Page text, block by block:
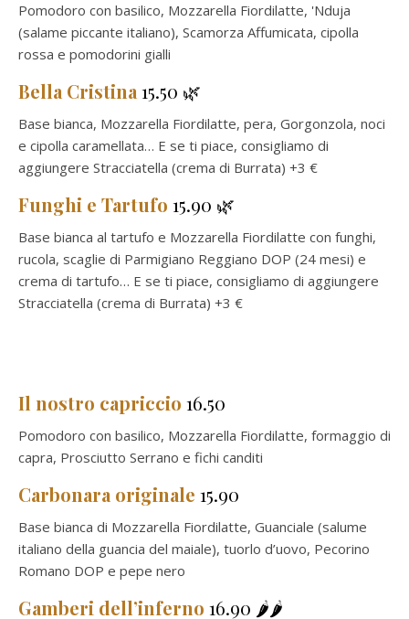
Pomodoro con basilico, Mozzarella Fiordilatte, 'Nduja
(salame piccante italiano), Scamorza Affumicata, cipolla
rossa e pomodorini gialli
Bella Cristina15.50 🌿
Base bianca, Mozzarella Fiordilatte, pera, Gorgonzola, noci
e cipolla caramellata… E se ti piace, consigliamo di
aggiungere Stracciatella (crema di Burrata) +3 €
Funghi e Tartufo 15.90 🌿
Base bianca al tartufo e Mozzarella Fiordilatte con funghi,
rucola, scaglie di Parmigiano Reggiano DOP (24 mesi) e
crema di tartufo… E se ti piace, consigliamo di aggiungere
Stracciatella (crema di Burrata) +3 €
Il nostro capriccio 16.50
Pomodoro con basilico, Mozzarella Fiordilatte, formaggio di
capra, Prosciutto Serrano e fichi canditi
Carbonara originale 15.90
Base bianca di Mozzarella Fiordilatte, Guanciale (salume
italiano della guancia del maiale), tuorlo d’uovo, Pecorino
Romano DOP e pepe nero
Gamberi dell’inferno 16.90 🌶️🌶️